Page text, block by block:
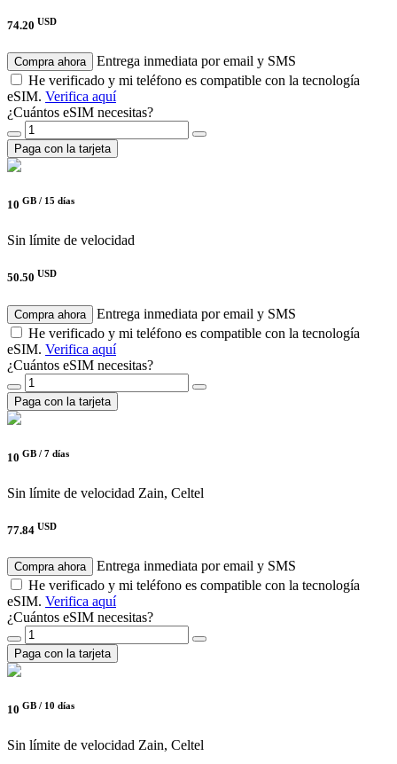
74.20 USD
Compra ahora
Entrega inmediata por email y SMS
He verificado y mi teléfono es compatible con la tecnología
eSIM. Verifica aquí
¿Cuántos eSIM necesitas?
Paga con la tarjeta
10 GB / 15 días
Sin límite de velocidad
50.50 USD
Compra ahora
Entrega inmediata por email y SMS
He verificado y mi teléfono es compatible con la tecnología
eSIM. Verifica aquí
¿Cuántos eSIM necesitas?
Paga con la tarjeta
10 GB / 7 días
Sin límite de velocidad Zain, Celtel
77.84 USD
Compra ahora
Entrega inmediata por email y SMS
He verificado y mi teléfono es compatible con la tecnología
eSIM. Verifica aquí
¿Cuántos eSIM necesitas?
Paga con la tarjeta
10 GB / 10 días
Sin límite de velocidad Zain, Celtel